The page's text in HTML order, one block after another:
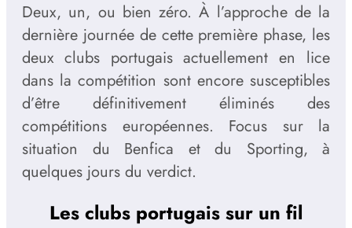
Deux, un, ou bien zéro. À l’approche de la
dernière journée de cette première phase, les
deux clubs portugais actuellement en lice
dans la compétition sont encore susceptibles
d’être définitivement éliminés des
compétitions européennes. Focus sur la
situation du Benfica et du Sporting, à
quelques jours du verdict.
Les clubs portugais sur un fil